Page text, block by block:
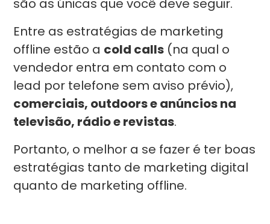
são as únicas que você deve seguir.
Entre as estratégias de marketing
offline estão a cold calls (na qual o
vendedor entra em contato com o
lead por telefone sem aviso prévio),
comerciais, outdoors e anúncios na
televisão, rádio e revistas.
Portanto, o melhor a se fazer é ter boas
estratégias tanto de marketing digital
quanto de marketing offline.